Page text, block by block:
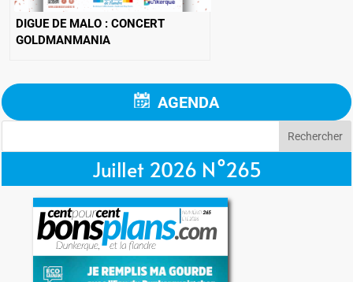
DIGUE DE MALO : CONCERT
GOLDMANMANIA
AGENDA
Juillet 2026 N°265